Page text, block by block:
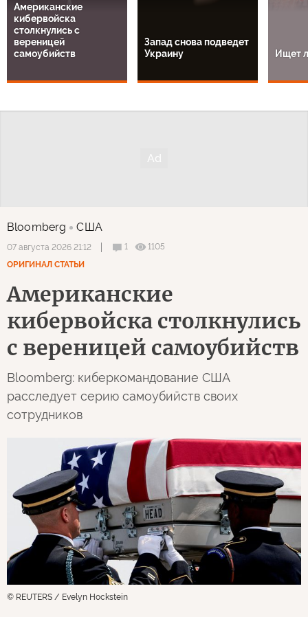
Американские
кибервойска
столкнулись с
вереницей
самоубийств
Запад снова подведет
Украину
Ищет
Bloomberg США
07 августа 2026 21:12 1
1105
ОРИГИНАЛ СТАТЬИ
Американские
кибервойска столкнулись
с вереницей самоубийств
Bloomberg: киберкомандование США
расследует серию самоубийств своих
сотрудников
© REUTERS / Evelyn Hockstein